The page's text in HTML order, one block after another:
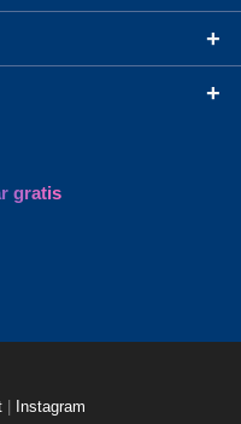
+
+
gratis
Instagram